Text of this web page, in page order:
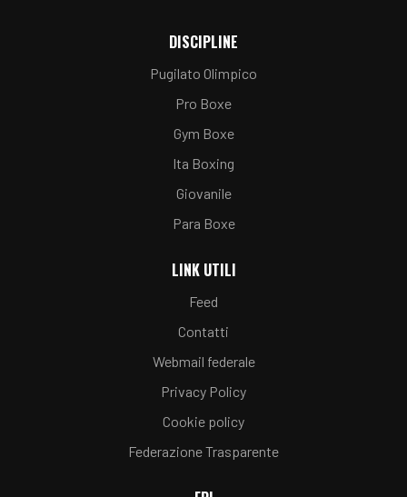
DISCIPLINE
Pugilato Olimpico
Pro Boxe
Gym Boxe
Ita Boxing
Giovanile
Para Boxe
LINK UTILI
Feed
Contatti
Webmail federale
Privacy Policy
Cookie policy
Federazione Trasparente